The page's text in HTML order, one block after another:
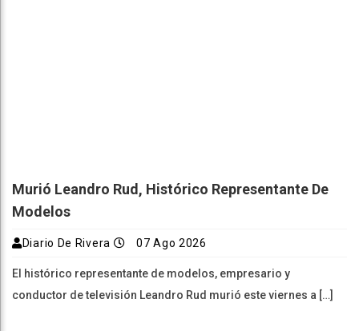
Murió Leandro Rud, Histórico Representante De
Modelos
Diario De Rivera 07 Ago 2026
El histórico representante de modelos, empresario y
conductor de televisión Leandro Rud murió este viernes a […]